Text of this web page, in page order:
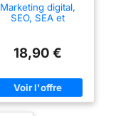
Marketing digital,
SEO, SEA et
Rédaction de
prompts - Corrigés
18,90 €